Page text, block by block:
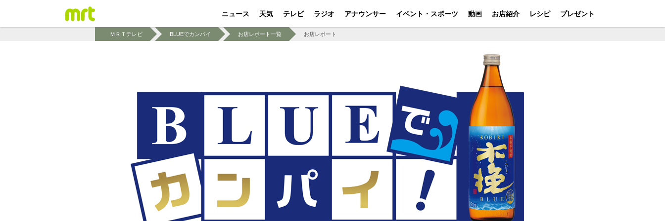
ニュース 天気 テレビ ラジオ アナウンサー イベント・スポーツ 動画 お店紹介 レシピ プレゼント
ＭＲＴテレビ BLUEでカンパイ お店レポート一覧 お店レポート